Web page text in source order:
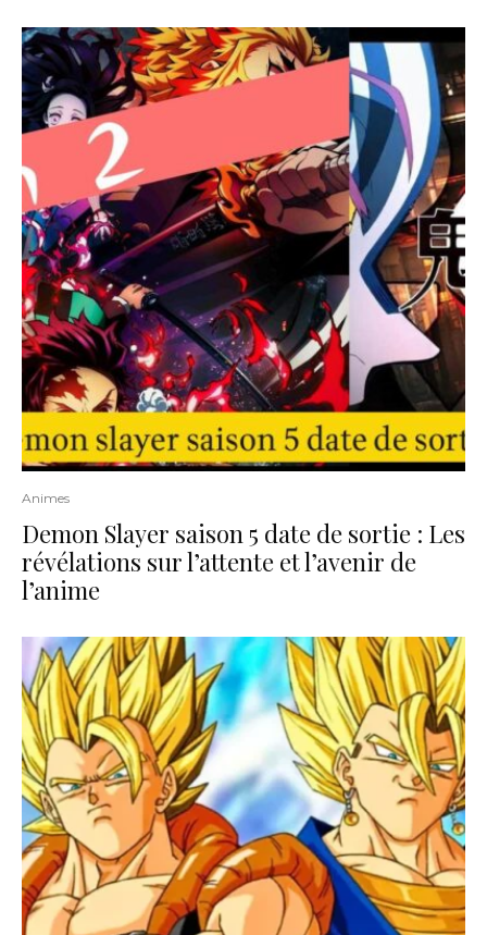
Animes
Demon Slayer saison 5 date de sortie : Les
révélations sur l’attente et l’avenir de
l’anime